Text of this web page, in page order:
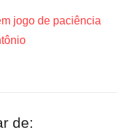
jogo de paciência
de: